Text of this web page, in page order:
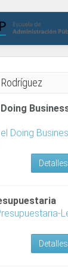
Doing
Detalles
Detalles